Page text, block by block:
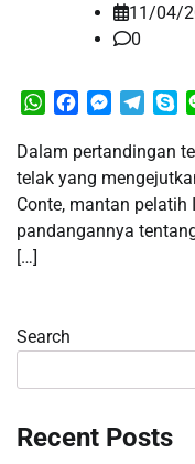
11/04/
0
WhatsApp
FacebookMessenger
Dalam pertandingan
telak yang
Conte, mantan pelatih
pandangannya
[…]
Search
Recent Posts